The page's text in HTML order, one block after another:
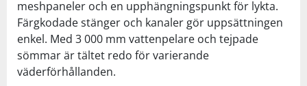
meshpaneler och en upphängningspunkt för lykta.
Färgkodade stänger och kanaler gör uppsättningen
enkel. Med 3 000 mm vattenpelare och tejpade
sömmar är tältet redo för varierande
väderförhållanden.